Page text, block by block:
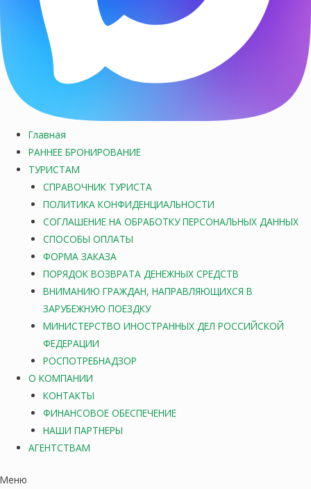
Главная
РАННЕЕ БРОНИРОВАНИЕ
ТУРИСТАМ
СПРАВОЧНИК ТУРИСТА
ПОЛИТИКА КОНФИДЕНЦИАЛЬНОСТИ
СОГЛАШЕНИЕ НА ОБРАБОТКУ ПЕРСОНАЛЬНЫХ ДАННЫХ
СПОСОБЫ ОПЛАТЫ
ФОРМА ЗАКАЗА
ПОРЯДОК ВОЗВРАТА ДЕНЕЖНЫХ СРЕДСТВ
ВНИМАНИЮ ГРАЖДАН, НАПРАВЛЯЮЩИХСЯ В
ЗАРУБЕЖНУЮ ПОЕЗДКУ
МИНИСТЕРСТВО ИНОСТРАННЫХ ДЕЛ РОССИЙСКОЙ
ФЕДЕРАЦИИ
РОСПОТРЕБНАДЗОР
О КОМПАНИИ
КОНТАКТЫ
ФИНАНСОВОЕ ОБЕСПЕЧЕНИЕ
НАШИ ПАРТНЕРЫ
АГЕНТСТВАМ
Меню